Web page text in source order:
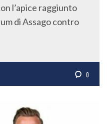
l’apice raggiunto
di Assago contro
0